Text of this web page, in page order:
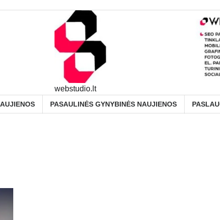
webstudio.lt
PASAULINĖS GYNYBINĖS NAUJIENOS